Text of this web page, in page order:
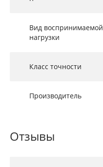
Вид воспринимаемой
нагрузки
Класс точности
Производитель
Отзывы